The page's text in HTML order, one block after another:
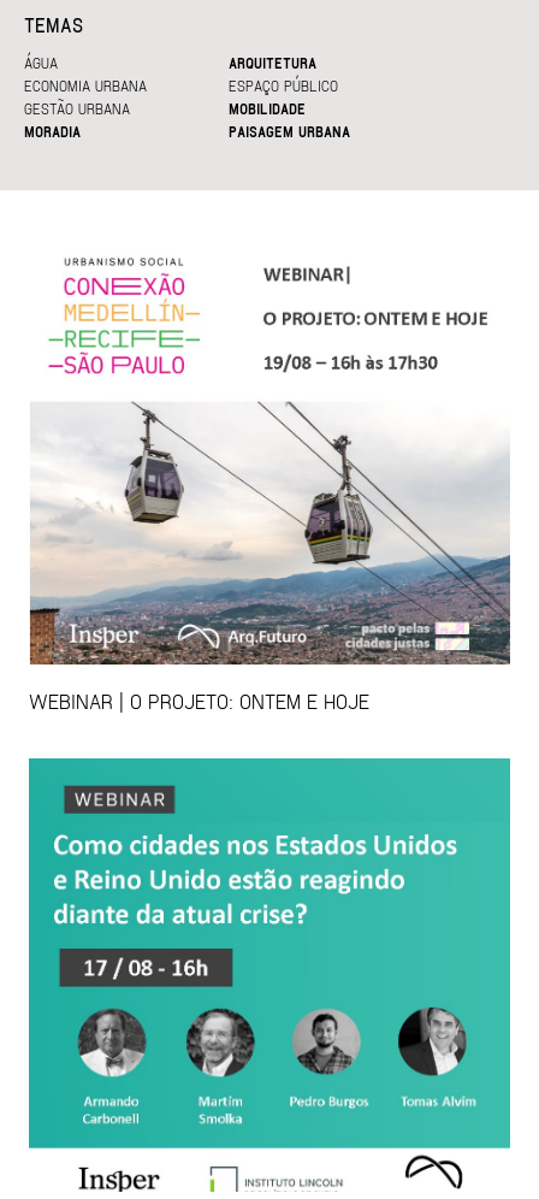
TEMAS
ÁGUA
ARQUITETURA
ECONOMIA URBANA
ESPAÇO PÚBLICO
GESTÃO URBANA
MOBILIDADE
MORADIA
PAISAGEM URBANA
WEBINAR | O PROJETO: ONTEM E HOJE